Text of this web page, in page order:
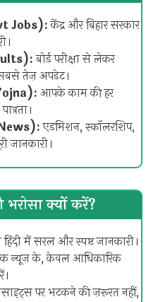
Jobs):केंद्र और बिहार सरकार
बोर्ड परीक्षा से लेकर
सबसे तेज़ अपडेट।
आपके काम की हर
एडमिशन, स्कॉलरशिप,
जानकारी।
क्यों करें?
हिंदी में सरल और स्पष्ट जानकारी।
न्यूज़ के, केवल आधिकारिक
पर भटकने की ज़रूरत नहीं,